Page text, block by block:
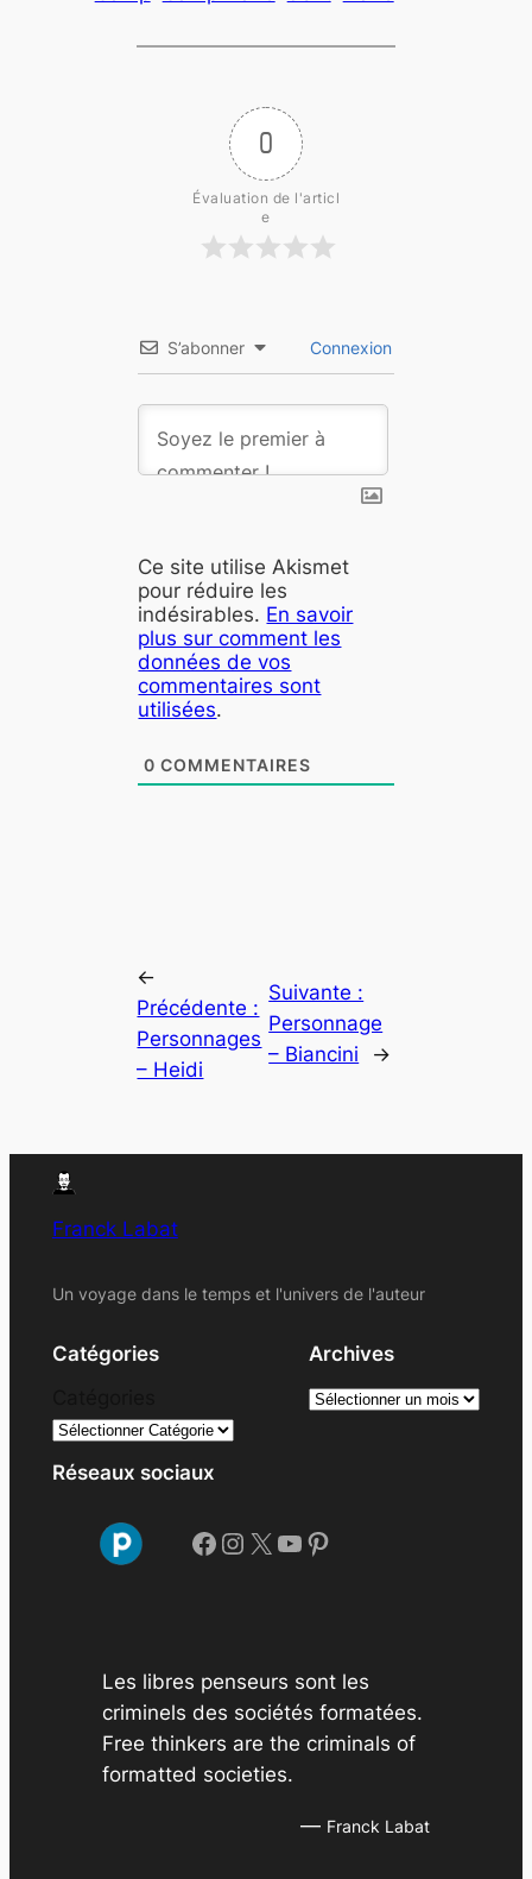
0
Évaluation de l'articl
e
S’abonner Connexion
Ce site utilise Akismet
pour réduire les
indésirables. En savoir
plus sur comment les
données de vos
commentaires sont
utilisées.
0 COMMENTAIRES
←
Précédente :
Personnages
– Heidi
Suivante :
Personnage
– Biancini
→
Franck Labat
Un voyage dans le temps et l'univers de l'auteur
Catégories
Archives
A
v
Réseaux sociaux
Facebook Instagram X YouTube Pinterest
Les libres penseurs sont les
criminels des sociétés formatées.
Free thinkers are the criminals of
formatted societies.
— Franck Labat